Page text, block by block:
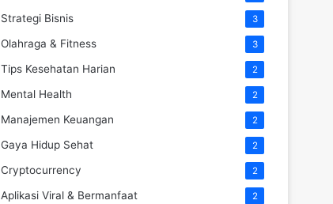
Strategi Bisnis 3
Olahraga & Fitness 3
Tips Kesehatan Harian 2
Mental Health 2
Manajemen Keuangan 2
Gaya Hidup Sehat 2
Cryptocurrency 2
Aplikasi Viral & Bermanfaat 2